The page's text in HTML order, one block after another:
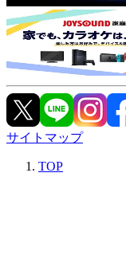
サイトマップ
TOP